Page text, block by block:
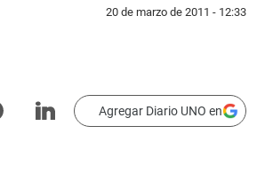
20 de marzo de 2011 - 12:33
Agregar Diario UNO en